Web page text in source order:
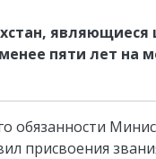
пяти лет на
обязанности
присвоения